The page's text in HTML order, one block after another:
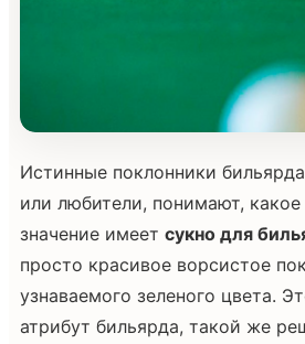
Истинные поклонники
или любители, понимают,
значение имеет сукно для
просто красивое ворсистое
узнаваемого зеленого цвета.
атрибут бильярда, такой же